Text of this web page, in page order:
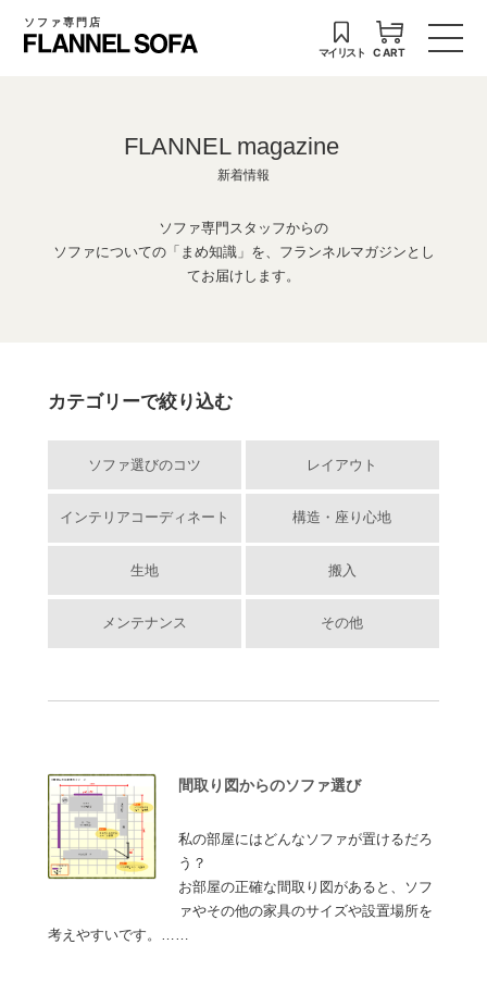
ソファ専門店
マイリスト CART
FLANNEL magazine
新着情報
ソファ専門スタッフからの
ソファについての「まめ知識」を、フランネルマガジンとし
てお届けします。
カテゴリーで絞り込む
ソファ選びのコツ レイアウト
インテリアコーディネート 構造・座り心地
生地 搬入
メンテナンス その他
間取り図からのソファ選び
私の部屋にはどんなソファが置けるだろ
う？
お部屋の正確な間取り図があると、ソフ
ァやその他の家具のサイズや設置場所を
考えやすいです。……